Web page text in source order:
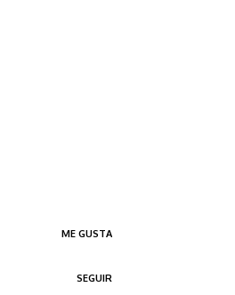
ME GUSTA
SEGUIR